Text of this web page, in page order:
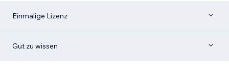
Einmalige Lizenz
Gut zu wissen